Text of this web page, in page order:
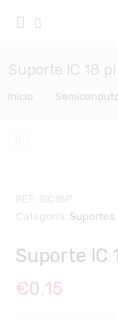
Suporte IC 18
Início
REF: SIC18P
Categoria: Suportes
Suporte IC
€0,15